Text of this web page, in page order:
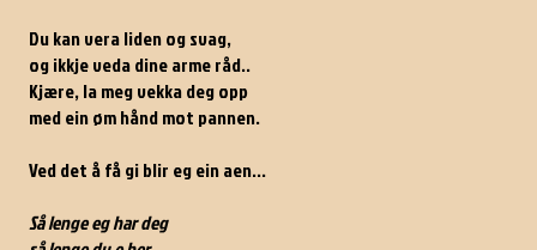
Du kan vera liden og svag,
og ikkje veda dine arme råd..
Kjære, la meg vekka deg opp
med ein øm hånd mot pannen.
Ved det å få gi blir eg ein aen...
Så lenge eg har deg